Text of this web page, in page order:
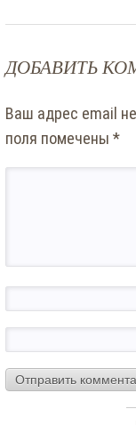
ДОБАВИТЬ
Ваш адрес email
поля помечены *